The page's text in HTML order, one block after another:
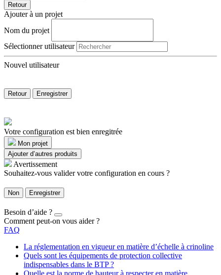
Retour
Ajouter à un projet
Nom du projet
Sélectionner utilisateur
Nouvel utilisateur
Retour Enregistrer
Votre configuration est bien enregitrée
Mon projet
Ajouter d’autres produits
Avertissement
Souhaitez-vous valider votre configuration en cours ?
Non Enregistrer
Besoin d’aide ?
Comment peut-on vous aider ?
FAQ
La réglementation en vigueur en matière d’échelle à crinoline
Quels sont les équipements de protection collective
indispensables dans le BTP ?
Quelle est la norme de hauteur à respecter en matière